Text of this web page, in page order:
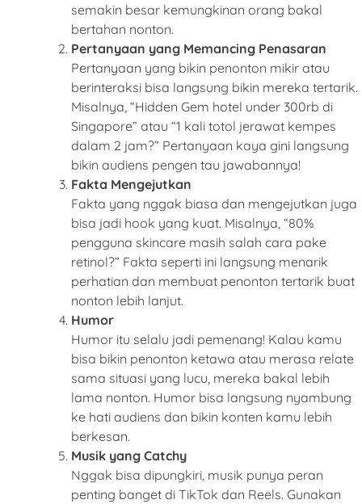
semakin besar kemungkinan orang bakal
bertahan nonton.
Pertanyaan yang Memancing Penasaran
Pertanyaan yang bikin penonton mikir atau
berinteraksi bisa langsung bikin mereka tertarik.
Misalnya, “Hidden Gem hotel under 300rb di
Singapore” atau “1 kali totol jerawat kempes
dalam 2 jam?” Pertanyaan kaya gini langsung
bikin audiens pengen tau jawabannya!
Fakta Mengejutkan
Fakta yang nggak biasa dan mengejutkan juga
bisa jadi hook yang kuat. Misalnya, “80%
pengguna skincare masih salah cara pake
retinol?” Fakta seperti ini langsung menarik
perhatian dan membuat penonton tertarik buat
nonton lebih lanjut.
Humor
Humor itu selalu jadi pemenang! Kalau kamu
bisa bikin penonton ketawa atau merasa relate
sama situasi yang lucu, mereka bakal lebih
lama nonton. Humor bisa langsung nyambung
ke hati audiens dan bikin konten kamu lebih
berkesan.
Musik yang Catchy
Nggak bisa dipungkiri, musik punya peran
penting banget di TikTok dan Reels. Gunakan